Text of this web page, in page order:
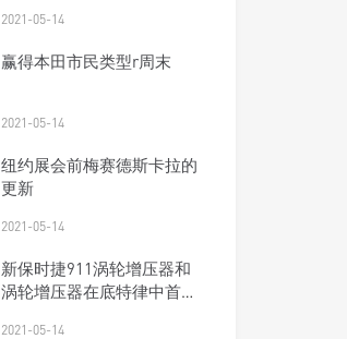
2021-05-14
赢得本田市民类型r周末
2021-05-14
纽约展会前梅赛德斯卡拉的
更新
2021-05-14
新保时捷911涡轮增压器和
涡轮增压器在底特律中首次
2021-05-14